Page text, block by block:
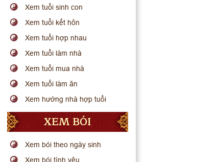
Xem tuổi sinh con
Xem tuổi kết hôn
Xem tuổi hợp nhau
Xem tuổi làm nhà
Xem tuổi mua nhà
Xem tuổi làm ăn
Xem hướng nhà hợp tuổi
XEM BÓI
Xem bói theo ngày sinh
Xem bói tình yêu